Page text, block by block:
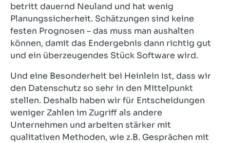
betritt dauernd Neuland und hat wenig
Planungssicherheit. Schätzungen sind keine
festen Prognosen – das muss man aushalten
können, damit das Endergebnis dann richtig gut
und ein überzeugendes Stück Software wird.
Und eine Besonderheit bei Heinlein ist, dass wir
den Datenschutz so sehr in den Mittelpunkt
stellen. Deshalb haben wir für Entscheidungen
weniger Zahlen im Zugriff als andere
Unternehmen und arbeiten stärker mit
qualitativen Methoden, wie z.B. Gesprächen mit